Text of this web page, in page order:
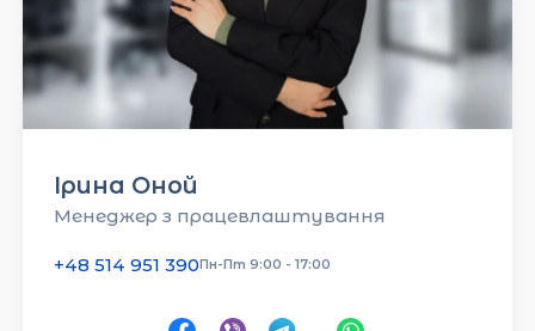
Ірина Оной
Менеджер з працевлаштування
+48 514 951 390Пн-Пт 9:00 - 17:00